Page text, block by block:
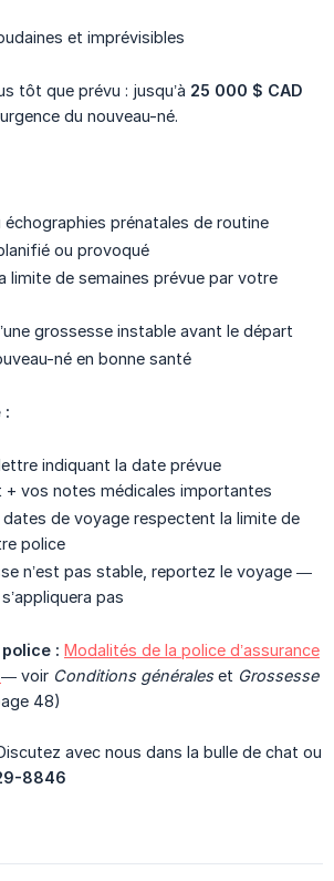
et imprévisibles
tôt que prévu : jusqu’à 25 000 $ CAD
du nouveau-né.
prénatales de routine
ou provoqué
limite de semaines prévue par votre
grossesse instable avant le départ
né en bonne santé
:
indiquant la date prévue
+ vos notes médicales importantes
de voyage respectent la limite de
police
n’est pas stable, reportez le voyage —
pas
: Modalités de la police d’assurance
— voir Conditions généraleset Grossesse
48)
avec nous dans la bulle de chat ou
8846